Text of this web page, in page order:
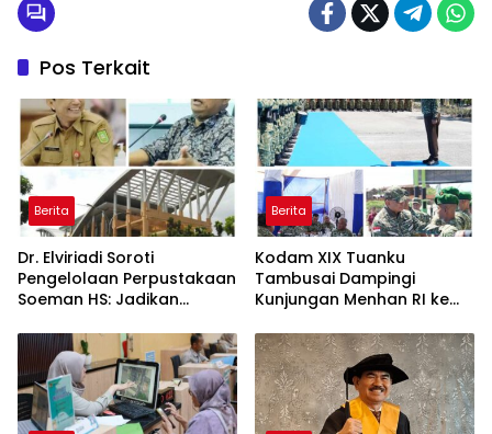
Pos Terkait
Berita
Dr. Elviriadi Soroti
Pengelolaan Perpustakaan
Soeman HS: Jadikan
Kawah Candradimuka
Intelektual
Berita
Kodam XIX Tuanku
Tambusai Dampingi
Kunjungan Menhan RI ke
Perkuat Pembangunan
Satuan